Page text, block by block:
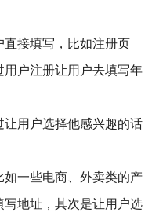
接填写，比如注册页
户注册让用户去填写年
用户选择他感兴趣的话
一些电商、外卖类的产
地址，其次是让用户选